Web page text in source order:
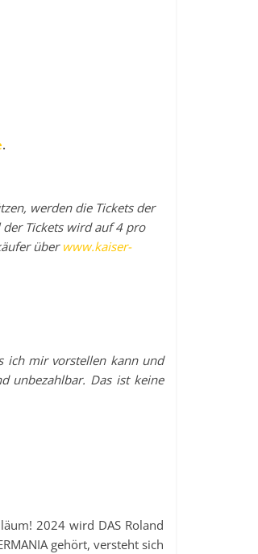
.
werden die Tickets der
der Tickets wird auf 4 pro
über www.kaiser-
ich mir vorstellen kann und
unbezahlbar. Das ist keine
2024 wird DAS Roland
gehört, versteht sich